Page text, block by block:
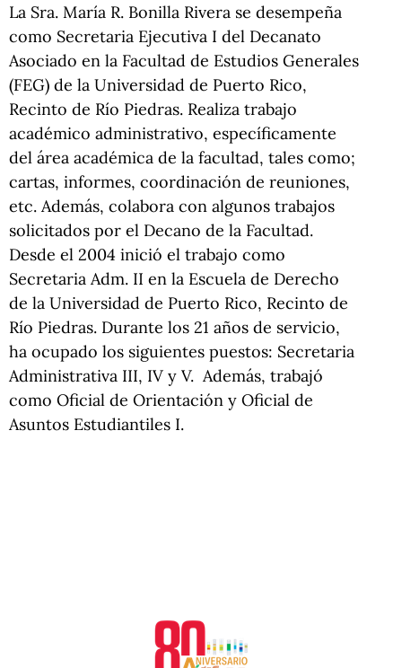
La Sra. María R. Bonilla Rivera se desempeña
como Secretaria Ejecutiva I del Decanato
Asociado en la Facultad de Estudios Generales
(FEG) de la Universidad de Puerto Rico,
Recinto de Río Piedras. Realiza trabajo
académico administrativo, específicamente
del área académica de la facultad, tales como;
cartas, informes, coordinación de reuniones,
etc. Además, colabora con algunos trabajos
solicitados por el Decano de la Facultad.
Desde el 2004 inició el trabajo como
Secretaria Adm. II en la Escuela de Derecho
de la Universidad de Puerto Rico, Recinto de
Río Piedras. Durante los 21 años de servicio,
ha ocupado los siguientes puestos: Secretaria
Administrativa III, IV y V. Además, trabajó
como Oficial de Orientación y Oficial de
Asuntos Estudiantiles I.